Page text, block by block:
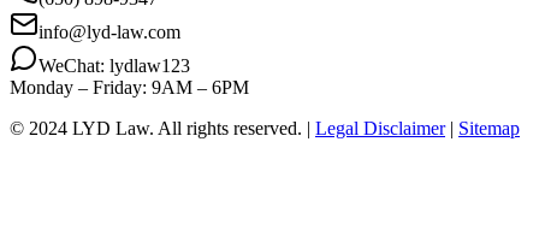
info@lyd-law.com
WeChat: lydlaw123
Monday – Friday: 9AM – 6PM
© 2024 LYD Law. All rights reserved. | Legal Disclaimer | Sitemap